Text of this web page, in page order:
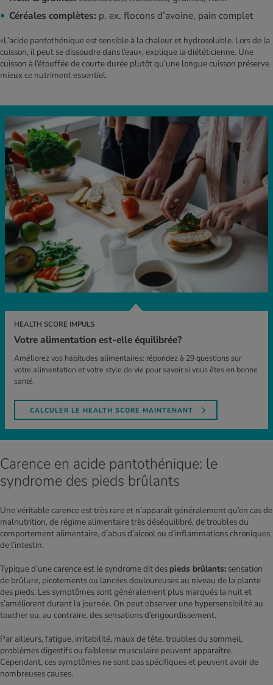
Céréales complètes: p. ex. flocons d’avoine, pain complet
«L’acide pantothénique est sensible à la chaleur et hydrosoluble. Lors de la
cuisson, il peut se dissoudre dans l’eau», explique la diététicienne. Une
cuisson à l’étouffée de courte durée plutôt qu’une longue cuisson préserve
mieux ce nutriment essentiel.
HEALTH SCORE IMPULS
Votre alimentation est-elle équilibrée?
Améliorez vos habitudes alimentaires: répondez à 29 questions sur
votre alimentation et votre style de vie pour savoir si vous êtes en bonne
santé.
CALCULER LE HEALTH SCORE MAINTENANT
Carence en acide pantothénique: le
syndrome des pieds brûlants
Une véritable carence est très rare et n’apparaît généralement qu’en cas de
malnutrition, de régime alimentaire très déséquilibré, de troubles du
comportement alimentaire, d’abus d’alcool ou d’inflammations chroniques
de l’intestin.
Typique d’une carence est le syndrome dit des pieds brûlants: sensation
de brûlure, picotements ou lancées douloureuses au niveau de la plante
des pieds. Les symptômes sont généralement plus marqués la nuit et
s’améliorent durant la journée. On peut observer une hypersensibilité au
toucher ou, au contraire, des sensations d’engourdissement.
Par ailleurs, fatigue, irritabilité, maux de tête, troubles du sommeil,
problèmes digestifs ou faiblesse musculaire peuvent apparaître.
Cependant, ces symptômes ne sont pas spécifiques et peuvent avoir de
nombreuses causes.